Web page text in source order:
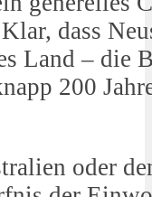
dass
Land – die
200
oder